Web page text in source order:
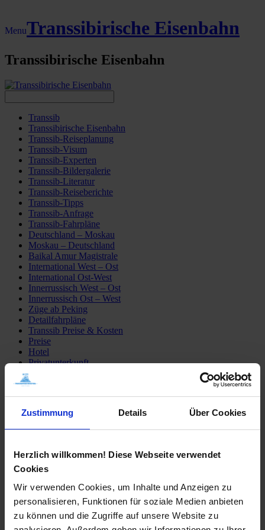
Zustimmung Details Über Cookies
Herzlich willkommen! Diese Webseite verwendet
Cookies
Wir verwenden Cookies, um Inhalte und Anzeigen zu
personalisieren, Funktionen für soziale Medien anbieten
zu können und die Zugriffe auf unsere Website zu
MenuTranssibirische Eisenbahn
Transsibirische Eisenbahn
Transsib
Transsibirische Eisenbahn
Transsib-Reiseplanung
Transsib-Visum
Transsib-Experten
Transsib-Bildergalerie
Transsib-Literatur
Transsib-Reiseberichte
Transsib-Tipps
Transsib-Anfrage
Transsib-Fahrpläne
Deutschland – Moskau
Moskau – Deutschland
Baikal Amur Magistrale
International West – Ost
International Ost-West
Innerrussisch West – Ost
Innerrussisch Ost – West
Züge ab Peking
Detailfahrpläne
Transsib Preise & Kosten
Preise
Hotel
Privatunterkunft
Mongolei erleben
Sibirien erleben
Mögliche Transsib Routen
St. Petersburg – Irkutsk
Moskau – Ulaan Baatar
Transsib-Gruppenreisen
Im Linienzug
Im Sonderzug Zarengold
Katalogbestellung